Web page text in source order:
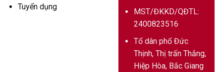
Tuyển dụng
MST/ĐKKD/QĐTL:
2400823516
Tổ dân phố Đức
Thịnh, Thị trấn Thắng,
Hiệp Hòa, Bắc Giang